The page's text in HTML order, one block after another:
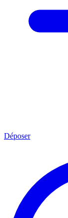
Déposer